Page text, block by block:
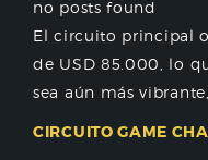
no posts found
El circuito principal
de USD 85.000, lo
sea aún más
CIRCUITO GAME